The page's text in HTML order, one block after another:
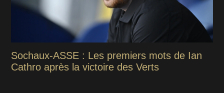
Sochaux-ASSE : Les premiers mots de Ian
Cathro après la victoire des Verts